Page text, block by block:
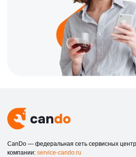
CanDo — федеральная сеть сервисных
компании: service-cando.ru